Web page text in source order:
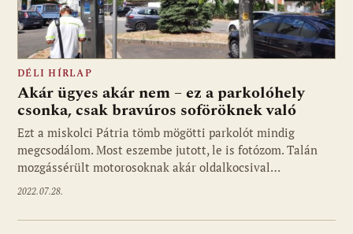
DÉLI HÍRLAP
Akár ügyes akár nem – ez a parkolóhely
csonka, csak bravúros soföröknek való
Ezt a miskolci Pátria tömb mögötti parkolót mindig
megcsodálom. Most eszembe jutott, le is fotózom. Talán
mozgássérült motorosoknak akár oldalkocsival…
2022.07.28.